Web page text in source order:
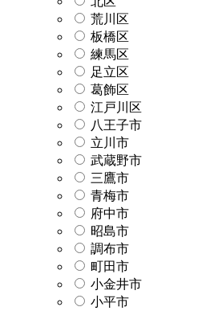
荒川区
板橋区
練馬区
足立区
葛飾区
江戸川区
八王子市
立川市
武蔵野市
三鷹市
青梅市
府中市
昭島市
調布市
町田市
小金井市
小平市